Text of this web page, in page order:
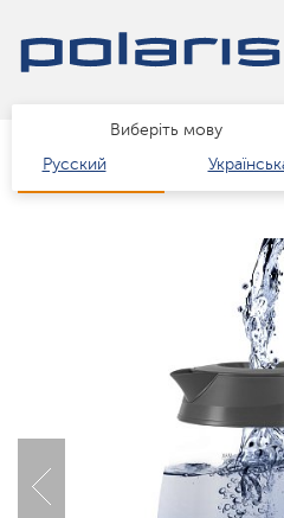
Виберіть мову
Русский
Каталог Техніка для
3 РОКИ ГАРАНТІЇ